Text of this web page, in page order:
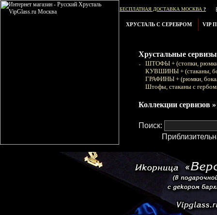
БЕСПЛАТНАЯ ДОСТАВКА МОСКВА ?
ХРУСТАЛЬ С СЕРЕБРОМ VIP
Хрустальные
ШТОФЫ + (стопки,
КУВШИНЫ + (стаканы,
ГРАФИНЫ + (рюмки,
Штофы, стаканы с
Коллекции сервизов »
Поиск: